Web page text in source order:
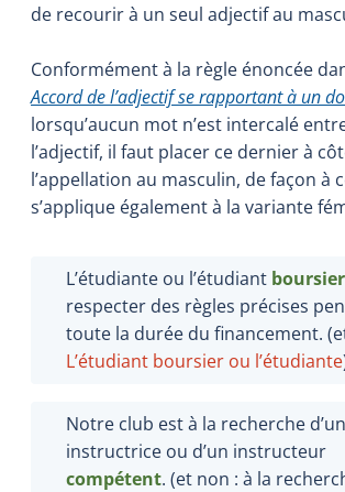
de recourir à un seul adjectif au
Conformément à la règle énoncée
Accord de l’adjectif se rapportant à un
lorsqu’aucun mot n’est intercalé
l’adjectif, il faut placer ce dernier à
l’appellation au masculin, de façon à
s’applique également à la variante
L’étudiante ou l’étudiant boursier
respecter des règles précises
toute la durée du financement.
L’étudiant boursier ou l’étudiante
Notre club est à la recherche
instructrice ou d’un instructeur
compétent. (et non : à la